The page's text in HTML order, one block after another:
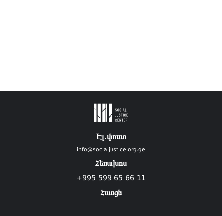
Էլ.փոստ
info@socialjustice.org.ge
Հեռախոս
+995 599 65 66 11
Հասցե